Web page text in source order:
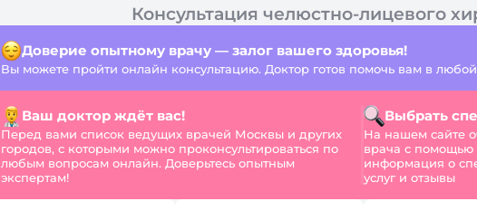
Консультация челюстно-лицевого
Доверие опытному врачу — залог вашего здоровья!
Вы можете пройти онлайн консультацию. Доктор готов помочь вам в
Ваш доктор ждёт вас!
Перед вами список ведущих врачей Москвы и других
городов, с которыми можно проконсультироваться по
любым вопросам онлайн. Доверьтесь опытным
экспертам!
Выбрать
На нашем сайте
врача с помощью
информация о
услуг и отзывы